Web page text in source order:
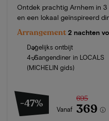
Ontdek prachtig Arnhem in
en een lokaal geïnspireerd
Arrangement 2 nachten
Dagelijks ontbijt
4-Gangendiner in LOCALS
(MICHELIN gids)
-47% Vanaf
695
369